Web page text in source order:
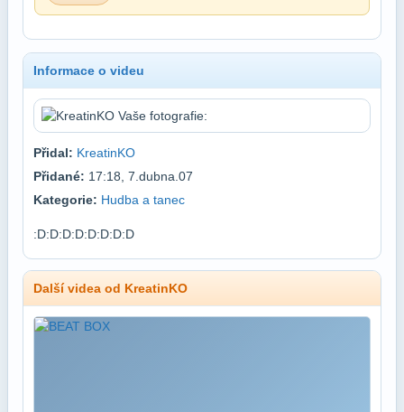
Informace o videu
Přidal: KreatinKO
Přidané: 17:18, 7.dubna.07
Kategorie: Hudba a tanec
:D:D:D:D:D:D:D:D
Další videa od KreatinKO